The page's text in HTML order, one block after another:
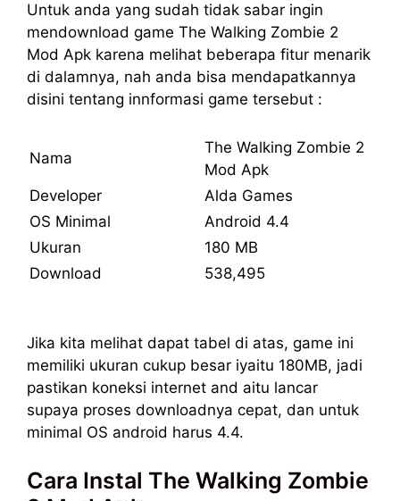
Untuk anda yang sudah tidak sabar ingin
mendownload game The Walking Zombie 2
Mod Apk karena melihat beberapa fitur menarik
di dalamnya, nah anda bisa mendapatkannya
disini tentang innformasi game tersebut :
Nama
The Walking Zombie 2
Mod Apk
Developer
Alda Games
OS Minimal
Android 4.4
Ukuran
180 MB
Download
538,495
Jika kita melihat dapat tabel di atas, game ini
memiliki ukuran cukup besar iyaitu 180MB, jadi
pastikan koneksi internet and aitu lancar
supaya proses downloadnya cepat, dan untuk
minimal OS android harus 4.4.
Cara Instal The Walking Zombie